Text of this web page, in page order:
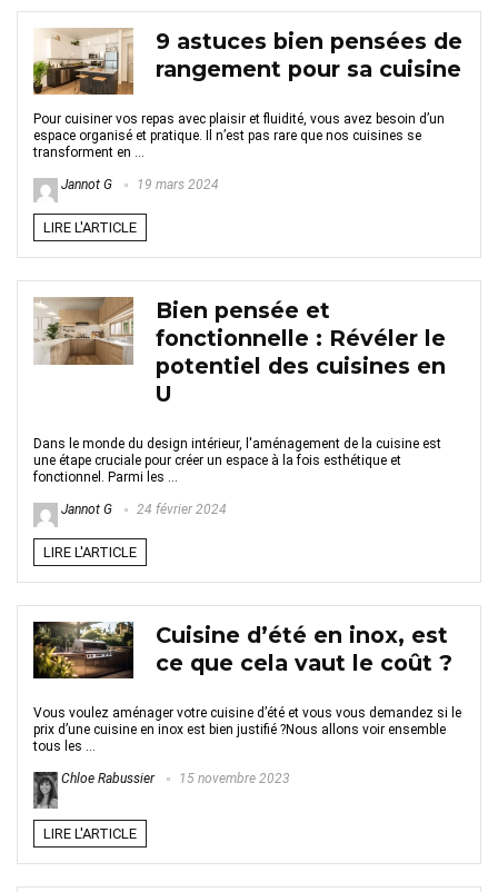
9 astuces bien pensées de
rangement pour sa cuisine
Pour cuisiner vos repas avec plaisir et fluidité, vous avez besoin d’un
espace organisé et pratique. Il n’est pas rare que nos cuisines se
transforment en ...
Jannot G 19 mars 2024
LIRE L'ARTICLE
Bien pensée et
fonctionnelle : Révéler le
potentiel des cuisines en
U
Dans le monde du design intérieur, l'aménagement de la cuisine est
une étape cruciale pour créer un espace à la fois esthétique et
fonctionnel. Parmi les ...
Jannot G 24 février 2024
LIRE L'ARTICLE
Cuisine d’été en inox, est
ce que cela vaut le coût ?
Vous voulez aménager votre cuisine d’été et vous vous demandez si le
prix d’une cuisine en inox est bien justifié ?Nous allons voir ensemble
tous les ...
Chloe Rabussier 15 novembre 2023
LIRE L'ARTICLE